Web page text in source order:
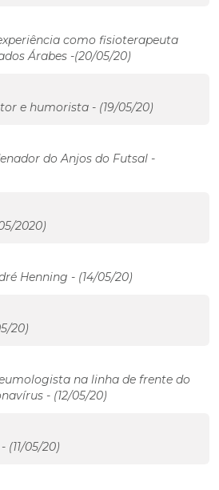
como fisioterapeuta
Árabes -(20/05/20)
e humorista - (19/05/20)
do Anjos do Futsal -
2020)
Henning - (14/05/20)
20)
na linha de frente do
- (12/05/20)
(11/05/20)